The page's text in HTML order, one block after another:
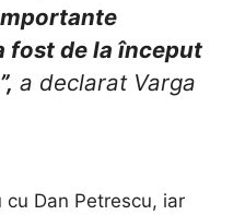
fost de la început
a declarat Varga
Dan Petrescu, iar